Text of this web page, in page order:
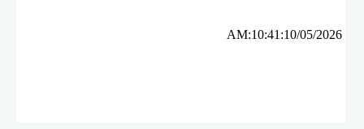
AM:10:41:10/05/2026